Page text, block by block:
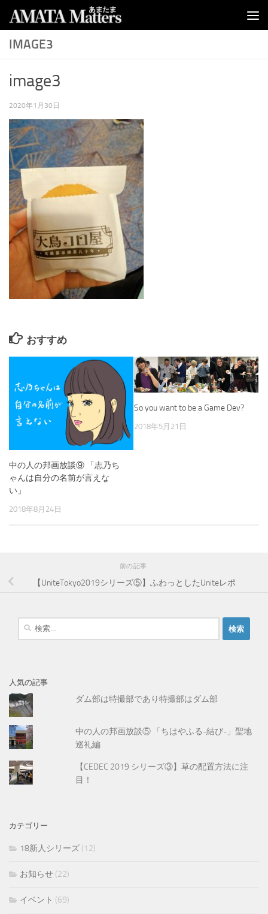
コンテンツへスキップ
IMAGE3
image3
2020年1月30日
おすすめ
中の人の邦画放談⑨ 「志乃ち
ゃんは自分の名前が言えな
い」
2018年8月24日
So you want to be a Game Dev?
2018年5月21日
前の記事
【UniteTokyo2019シリーズ⑤】ふわっとしたUniteレポ
検
人気の記事
ダム部は特撮部であり特撮部はダム部
中の人の邦画放談⑤ 「ちはやふる-結び-」聖地
巡礼編
【CEDEC 2019 シリーズ③】草の配置方法に注
目！
カテゴリー
18新人シリーズ (12)
お知らせ (22)
イベント (69)